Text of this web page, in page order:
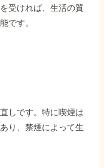
受ければ、生活の質
です。
しです。特に喫煙は
り、禁煙によって生